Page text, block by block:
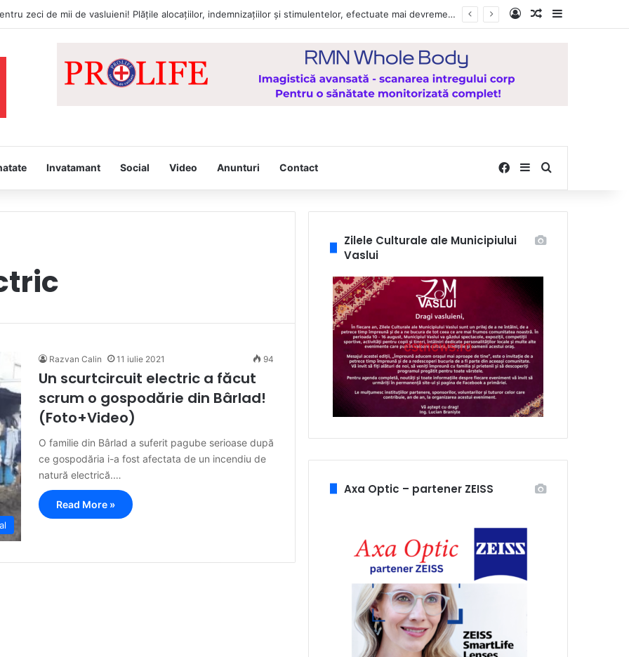
Vești bune pentru zeci de mii de vasluieni! Plățile alocațiilor, indemnizațiilor și stimulentelor, efectuate mai devreme în luna august 2026 Log InRandom Article
Invatamant Social Video Anunturi Contact Facebook
SidebarSearch for
Razvan Calin 11 iulie 2021 94
Un scurtcircuit electric a făcut
scrum o gospodărie din Bârlad!
(Foto+Video)
O familie din Bârlad a suferit pagube serioase după
ce gospodăria i-a fost afectata de un incendiu de
natură electrică.…
Read More »
Zilele Culturale ale Municipiului
Vaslui
Axa Optic – partener ZEISS